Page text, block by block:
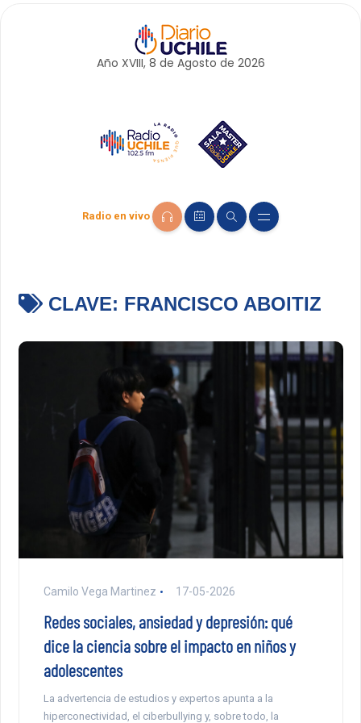
Año XVIII, 8 de Agosto de 2026
Radio en vivo
CLAVE: FRANCISCO ABOITIZ
Camilo Vega Martinez 17-05-2026
Redes sociales, ansiedad y depresión: qué
dice la ciencia sobre el impacto en niños y
adolescentes
La advertencia de estudios y expertos apunta a la
hiperconectividad, el ciberbullying y, sobre todo, la